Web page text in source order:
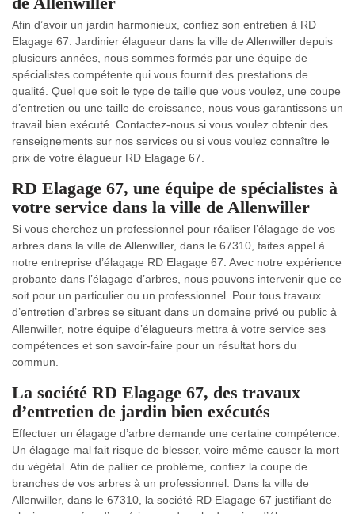
Afin d’avoir un jardin harmonieux, confiez son entretien à RD
Elagage 67. Jardinier élagueur dans la ville de Allenwiller depuis
plusieurs années, nous sommes formés par une équipe de
spécialistes compétente qui vous fournit des prestations de
qualité. Quel que soit le type de taille que vous voulez, une coupe
d’entretien ou une taille de croissance, nous vous garantissons un
travail bien exécuté. Contactez-nous si vous voulez obtenir des
renseignements sur nos services ou si vous voulez connaître le
prix de votre élagueur RD Elagage 67.
RD Elagage 67, une équipe de spécialistes à
votre service dans la ville de Allenwiller
Si vous cherchez un professionnel pour réaliser l’élagage de vos
arbres dans la ville de Allenwiller, dans le 67310, faites appel à
notre entreprise d’élagage RD Elagage 67. Avec notre expérience
probante dans l’élagage d’arbres, nous pouvons intervenir que ce
soit pour un particulier ou un professionnel. Pour tous travaux
d’entretien d’arbres se situant dans un domaine privé ou public à
Allenwiller, notre équipe d’élagueurs mettra à votre service ses
compétences et son savoir-faire pour un résultat hors du
commun.
La société RD Elagage 67, des travaux
d’entretien de jardin bien exécutés
Effectuer un élagage d’arbre demande une certaine compétence.
Un élagage mal fait risque de blesser, voire même causer la mort
du végétal. Afin de pallier ce problème, confiez la coupe de
branches de vos arbres à un professionnel. Dans la ville de
Allenwiller, dans le 67310, la société RD Elagage 67 justifiant de